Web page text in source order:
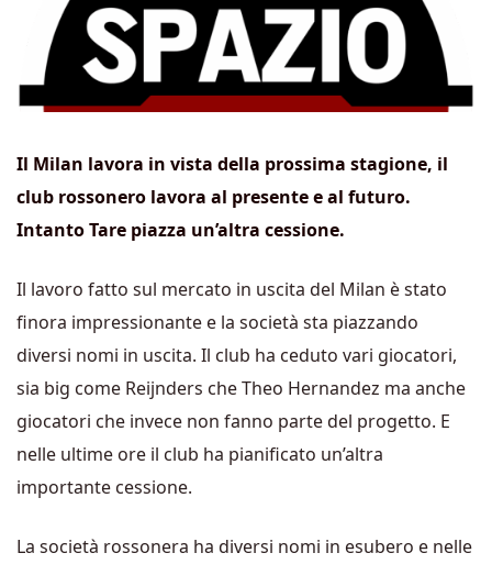
Il Milan lavora in vista della prossima stagione, il
club rossonero lavora al presente e al futuro.
Intanto Tare piazza un’altra cessione.
Il lavoro fatto sul mercato in uscita del Milan è stato
finora impressionante e la società sta piazzando
diversi nomi in uscita. Il club ha ceduto vari giocatori,
sia big come Reijnders che Theo Hernandez ma anche
giocatori che invece non fanno parte del progetto. E
nelle ultime ore il club ha pianificato un’altra
importante cessione.
La società rossonera ha diversi nomi in esubero e nelle